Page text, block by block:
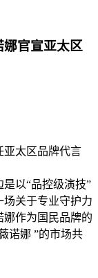
官宣亚太区
亚太区品牌代言
以“品控级演技”
关于专业守护力
娜作为国民品牌的
诺娜 ”的市场共